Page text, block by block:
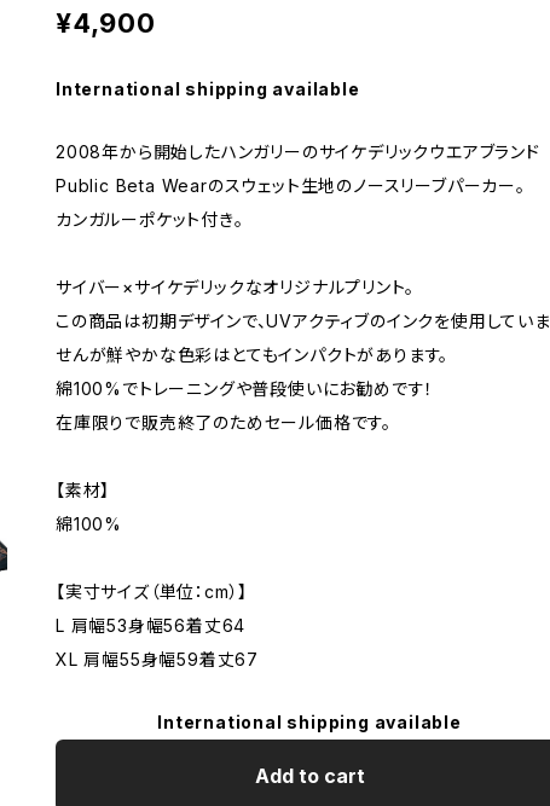
¥4,900
International shipping available
2008年から開始したハンガリーのサイケデリックウエアブランド
Public Beta Wearのスウェット生地のノースリーブパーカー。
カンガルーポケット付き。
サイバー×サイケデリックなオリジナルプリント。
この商品は初期デザインで、UVアクティブのインクを使用していま
せんが鮮やかな色彩はとてもインパクトがあります。
綿100%でトレーニングや普段使いにお勧めです！
在庫限りで販売終了のためセール価格です。
【素材】
綿100%
【実寸サイズ（単位：cm）】
L 肩幅53身幅56着丈64
XL 肩幅55身幅59着丈67
International shipping available
Add to cart